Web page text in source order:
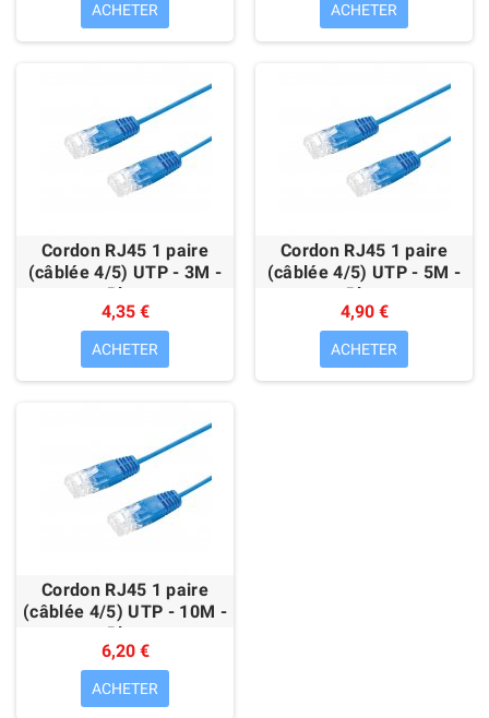
ACHETER ACHETER
Cordon RJ45 1 paire
(câblée 4/5) UTP - 3M -
Bleu
4,35 €
ACHETER
Cordon RJ45 1 paire
(câblée 4/5) UTP - 5M -
Bleu
4,90 €
ACHETER
Cordon RJ45 1 paire
(câblée 4/5) UTP - 10M -
Bleu
6,20 €
ACHETER